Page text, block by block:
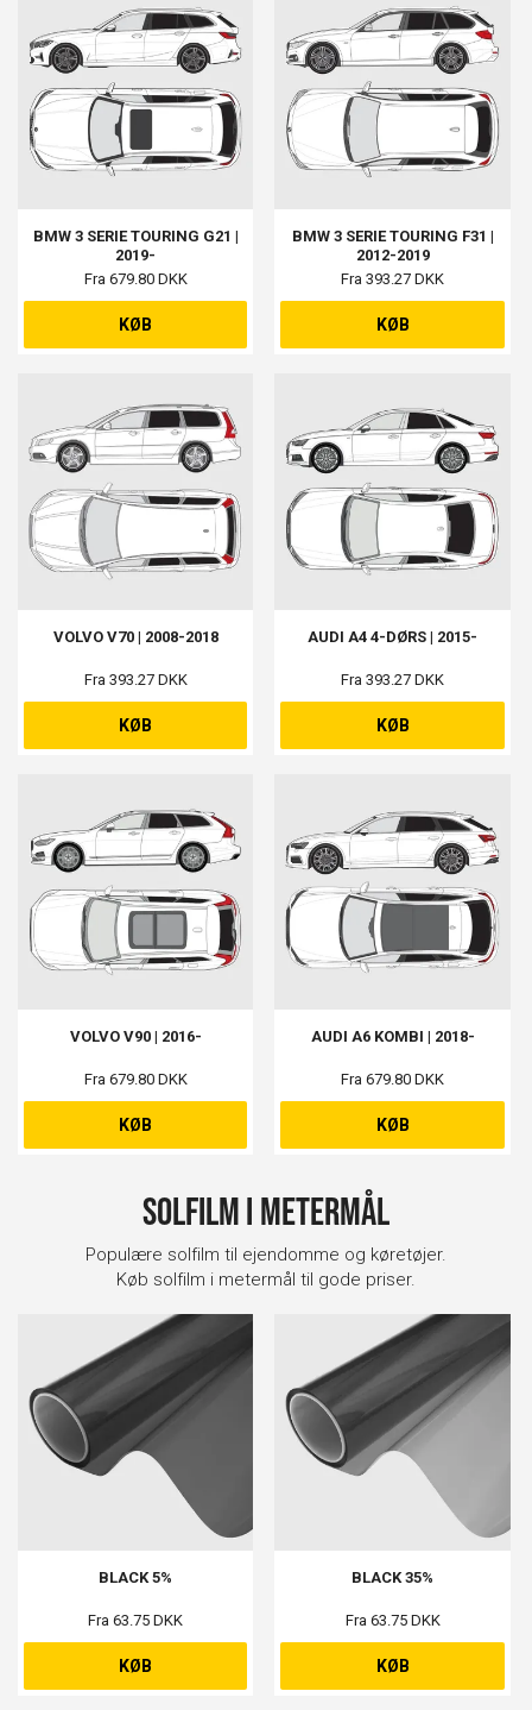
BMW 3 SERIE TOURING G21 |
2019-
Fra 679.80 DKK
KØB
BMW 3 SERIE TOURING F31 |
2012-2019
Fra 393.27 DKK
KØB
VOLVO V70 | 2008-2018
Fra 393.27 DKK
KØB
AUDI A4 4-DØRS | 2015-
Fra 393.27 DKK
KØB
VOLVO V90 | 2016-
Fra 679.80 DKK
KØB
AUDI A6 KOMBI | 2018-
Fra 679.80 DKK
KØB
Solfilm i metermål
Populære solfilm til ejendomme og køretøjer.
Køb solfilm i metermål til gode priser.
BLACK 5%
Fra 63.75 DKK
KØB
BLACK 35%
Fra 63.75 DKK
KØB